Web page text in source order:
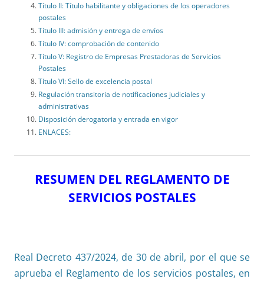
Título II: Título habilitante y obligaciones de los operadores
postales
Título III: admisión y entrega de envíos
Título IV: comprobación de contenido
Título V: Registro de Empresas Prestadoras de Servicios
Postales
Título VI: Sello de excelencia postal
Regulación transitoria de notificaciones judiciales y
administrativas
Disposición derogatoria y entrada en vigor
ENLACES:
RESUMEN DEL REGLAMENTO DE
SERVICIOS POSTALES
Real Decreto 437/2024, de 30 de abril, por el que se
aprueba el Reglamento de los servicios postales, en